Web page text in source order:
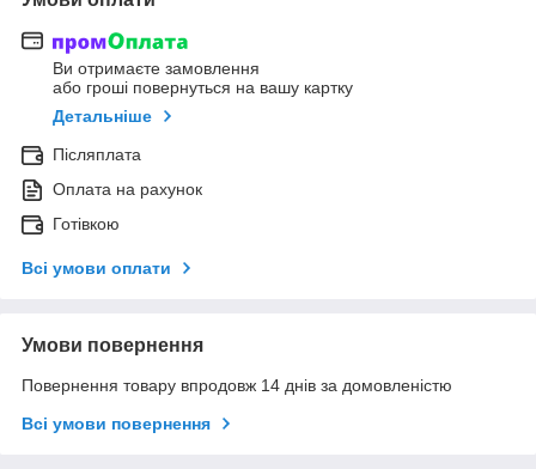
Ви отримаєте замовлення
або гроші повернуться на вашу картку
Детальніше
Післяплата
Оплата на рахунок
Готівкою
Всі умови оплати
Умови повернення
Повернення товару впродовж 14 днів за домовленістю
Всі умови повернення